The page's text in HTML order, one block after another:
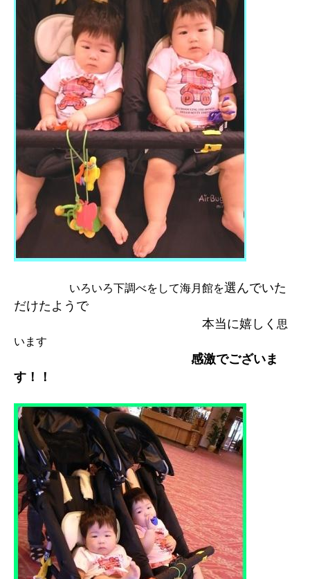
いろいろ下調べをして海月館を選んでいた
だけたようで
本当に嬉しく 思
います
感激でございま
す！！